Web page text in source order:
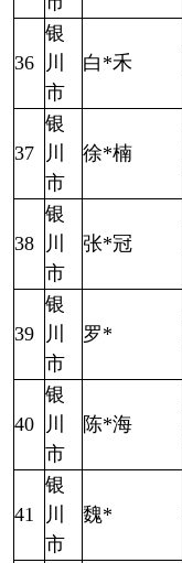
36
银
川
市
白*禾
37
银
川
市
徐*楠
38
银
川
市
张*冠
39
银
川
市
罗*
40
银
川
市
陈*海
41
银
川
市
魏*